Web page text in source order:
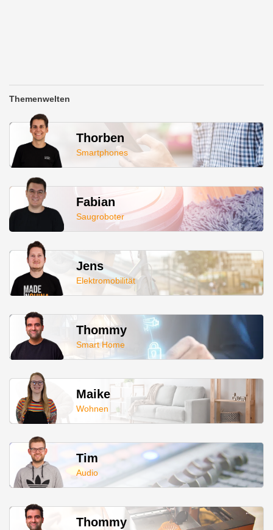
Themenwelten
Thorben
Smartphones
Fabian
Saugroboter
Jens
Elektromobilität
Thommy
Smart Home
Maike
Wohnen
Tim
Audio
Thommy